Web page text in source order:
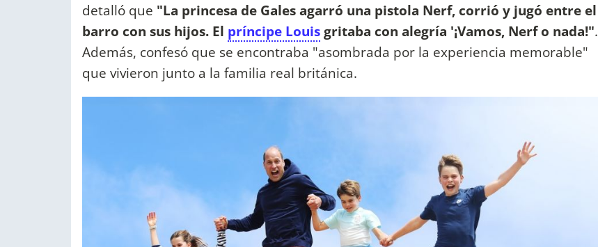
detalló que "La princesa de Gales agarró una pistola Nerf, corrió y jugó entre el
barro con sus hijos. El príncipe Louisgritaba con alegría '¡Vamos, Nerf o nada!".
Además, confesó que se encontraba "asombrada por la experiencia memorable"
que vivieron junto a la familia real británica.